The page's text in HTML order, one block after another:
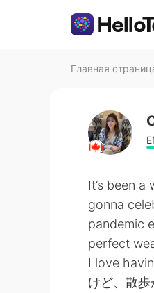
Главная
It’s been
gonna
pandemic
perfect
I love
けど、散